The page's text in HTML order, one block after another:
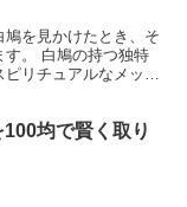
を見かけたとき、そ
す。 白鳩の持つ独特
リチュアルなメッセ
均で賢く取り